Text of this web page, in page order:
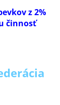
z 2%
činnosť